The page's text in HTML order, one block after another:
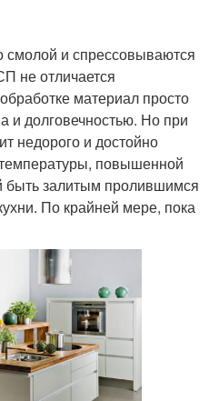
и спрессовываются
не отличается
материал просто
и долговечностью. Но при
недорого и достойно
повышенной
быть залитым пролившимся
По крайней мере, пока